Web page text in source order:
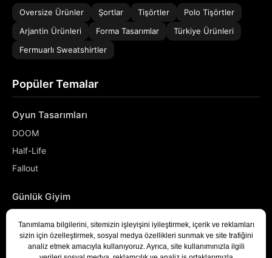
Oversize Ürünler Şortlar Tişörtler
Polo Tişörtler
Arjantin Ürünleri
Forma Tasarımlar
Türkiye Ürünleri
Fermuarlı Sweatshirtler
Popüler Temalar
Oyun Tasarımları
DOOM
Half-Life
Fallout
Günlük Giyim
Denizci
Developer